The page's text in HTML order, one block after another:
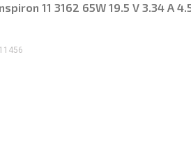
11 3162 65W 19.5 V 3.34 A
11456